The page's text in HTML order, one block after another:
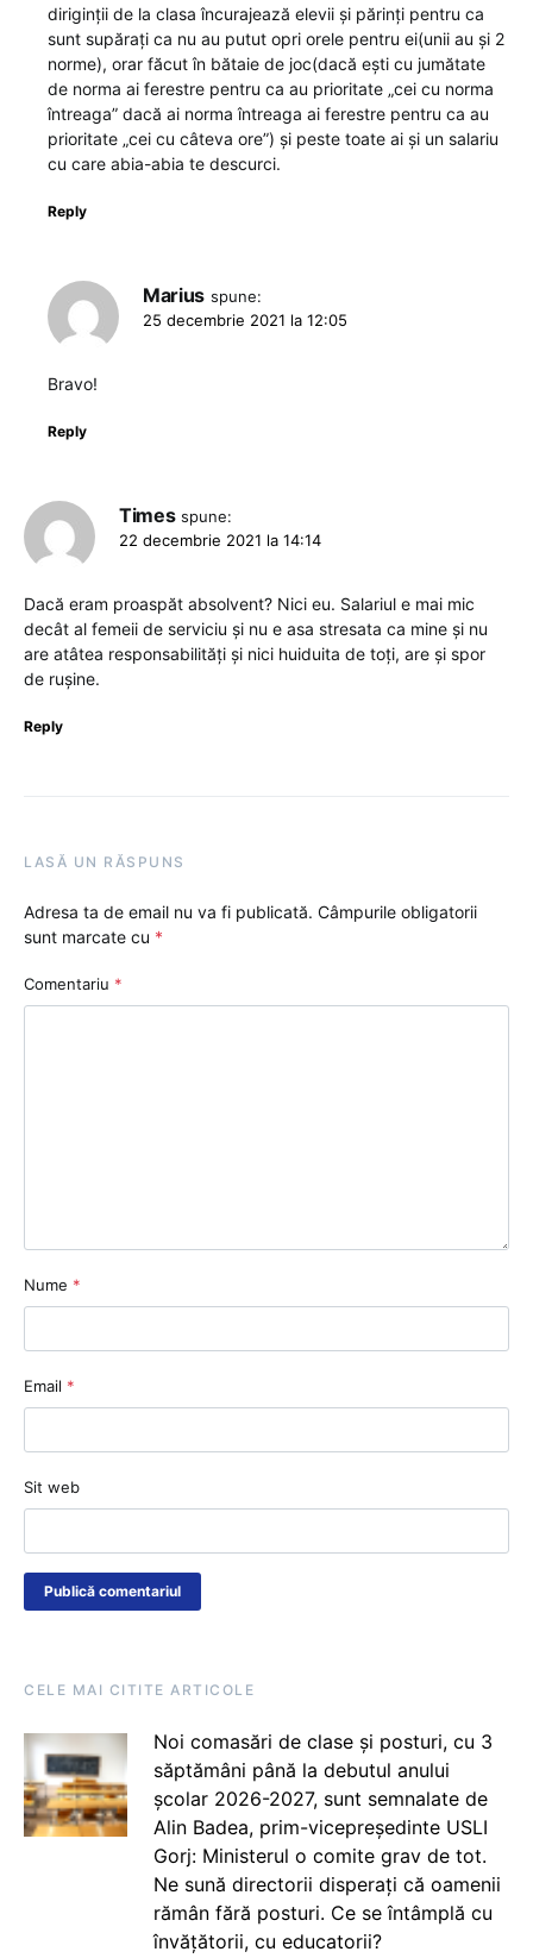
diriginții de la clasa încurajează elevii și părinți pentru ca
sunt supărați ca nu au putut opri orele pentru ei(unii au și 2
norme), orar făcut în bătaie de joc(dacă ești cu jumătate
de norma ai ferestre pentru ca au prioritate „cei cu norma
întreaga” dacă ai norma întreaga ai ferestre pentru ca au
prioritate „cei cu câteva ore”) și peste toate ai și un salariu
cu care abia-abia te descurci.
Reply
Marius spune:
25 decembrie 2021 la 12:05
Bravo!
Reply
Times spune:
22 decembrie 2021 la 14:14
Dacă eram proaspăt absolvent? Nici eu. Salariul e mai mic
decât al femeii de serviciu și nu e asa stresata ca mine și nu
are atâtea responsabilități și nici huiduita de toți, are și spor
de rușine.
Reply
LASĂ UN RĂSPUNS
Adresa ta de email nu va fi publicată. Câmpurile obligatorii
sunt marcate cu *
Comentariu *
Nume *
Email *
Sit web
CELE MAI CITITE ARTICOLE
Noi comasări de clase și posturi, cu 3
săptămâni până la debutul anului
școlar 2026-2027, sunt semnalate de
Alin Badea, prim-vicepreședinte USLI
Gorj: Ministerul o comite grav de tot.
Ne sună directorii disperați că oamenii
rămân fără posturi. Ce se întâmplă cu
învățătorii, cu educatorii?